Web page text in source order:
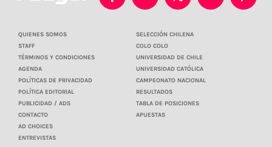
QUIENES SOMOS
STAFF
TÉRMINOS Y CONDICIONES
AGENDA
POLÍTICAS DE PRIVACIDAD
POLÍTICA EDITORIAL
PUBLICIDAD / ADS
CONTACTO
AD CHOICES
ENTREVISTAS
SELECCIÓN CHILENA
COLO COLO
UNIVERSIDAD DE CHILE
UNIVERSIDAD CATÓLICA
CAMPEONATO NACIONAL
RESULTADOS
TABLA DE POSICIONES
APUESTAS